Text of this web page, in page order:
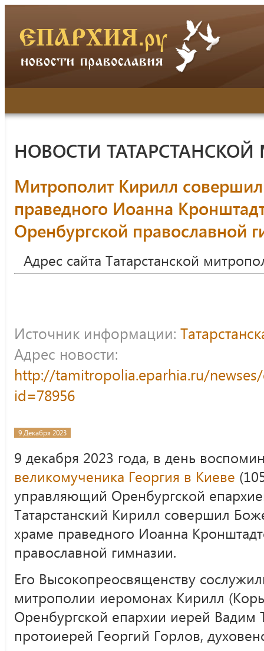
НОВОСТИ
Митрополит Кирилл
праведного Иоанна
Оренбургской православной
Адрес сайта Татарстанской
Источник информации:
Адрес новости:
http://tamitropolia.eparhia.ru/
id=78956
9 Декабря 2023
9 декабря 2023 года, в день
великомученика Георгия в Киеве
управляющий Оренбургской
Татарстанский Кирилл совершил
храме праведного Иоанна
православной гимназии.
Его Высокопреосвященству
митрополии иеромонах Кирилл
Оренбургской епархии иерей Вадим
протоиерей Георгий Горлов,